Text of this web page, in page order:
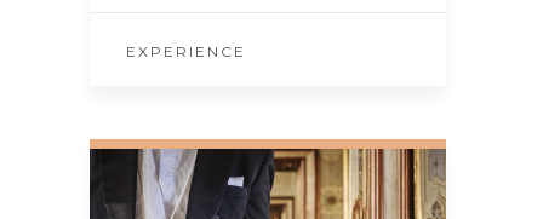
EXPERIENCE